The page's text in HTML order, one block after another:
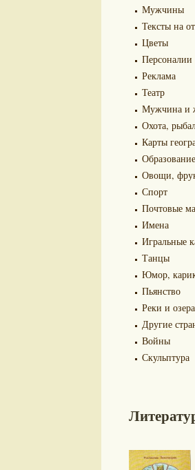
Мужчины
Тексты на
Цветы
Персоналии
Реклама
Театр
Мужчина и
Охота,
Карты
Образование
Овощи,
Спорт
Почтовые
Имена
Игральные
Танцы
Юмор,
Пьянство
Реки и озера
Другие
Войны
Скульптура